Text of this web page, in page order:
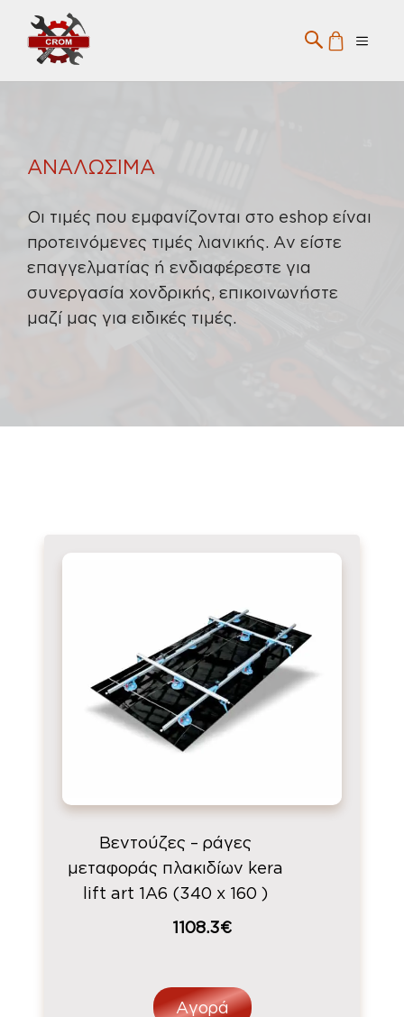
Μετάβαση
περιεχόμενο
Menu
ΑΝΑΛΩΣΙΜΑ
Οι τιμές που εμφανίζονται στο eshop είναι
προτεινόμενες τιμές λιανικής. Αν είστε
επαγγελματίας ή ενδιαφέρεστε για
συνεργασία χονδρικής, επικοινωνήστε
μαζί μας για ειδικές τιμές.
Βεντούζες – ράγες
μεταφοράς πλακιδίων kera
lift art 1A6 (340 x 160 )
1108.3€
Αγορά